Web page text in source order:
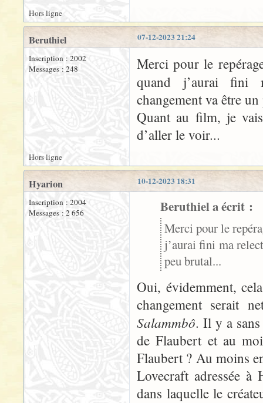
Hors ligne
07-12-2023 21:24
Beruthiel
Inscription : 2002
Messages : 248
Merci pour le
quand j’aurai fini
changement va être
Quant au film, je
d’aller le voir...
Hors ligne
10-12-2023 18:31
Hyarion
Inscription : 2004
Messages : 2 656
Beruthiel a écrit :
Merci pour le
j’aurai fini ma
peu brutal...
Oui, évidemment,
changement serait
Salammbô. Il y a
de Flaubert et au
Flaubert ? Au moins
Lovecraft adressée
dans laquelle le